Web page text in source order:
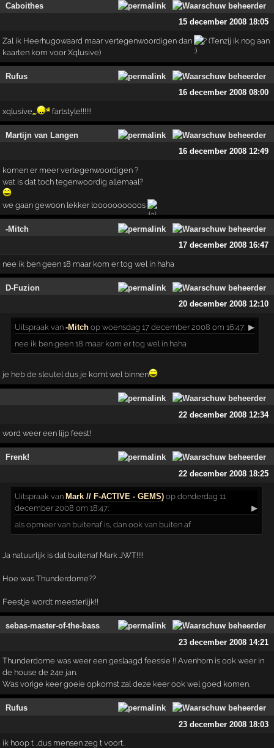
Caboithes
15 december 2008 18:05
Zal ik Heerhugowaard maar vertegenwoordigen dan
? (Tenzij ik nog aan
kaarten kom voor Xqlusive)
Rufus
16 december 2008 08:00
xqlusive fartstyle!!!!!!
Martijn van Langen
16 december 2008 12:49
komen er meer vertegenwoordigen ?
wat is dat toch tegenwoordig allemaal?
we gaan gewoon lekker loooooooooos
-Mitch
17 december 2008 16:47
nee ik ben geen 18 maar kom er tog wel in haha
D-Fuzion
20 december 2008 12:10
Uitspraak van-Mitch op woensdag 17 december 2008 om 16:47: ▶
nee ik ben geen 18 maar kom er tog wel in haha
je heb de sleutel dus je komt wel binnen
22 december 2008 12:34
word weer een lijp feest!
Frenk!
22 december 2008 18:25
Uitspraak van Mark // F-ACTIVE - GEMS) op donderdag 11
december 2008 om 18:47:
▶
als opmeer van buitenaf is, dan ook van buiten af
Ja natuurlijk is dat buitenaf Mark JWT!!!!
Hoe was Thunderdome??
Feestje wordt meesterlijk!!
sebas-master-of-the-bass
23 december 2008 14:21
Thunderdome was weer een geslaagd feessie !! Avenhorn is ook weer in
de house de 24e jan.
Was vorige keer goeie opkomst zal deze keer ook wel goed komen.
Rufus
23 december 2008 18:03
ik hoop t ..dus mensen zeg t voort..